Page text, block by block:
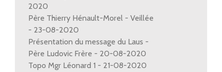
2020
Père Thierry Hénault-Morel - Veillée
- 23-08-2020
Présentation du message du Laus -
Père Ludovic Frère - 20-08-2020
Topo Mgr Léonard 1 - 21-08-2020